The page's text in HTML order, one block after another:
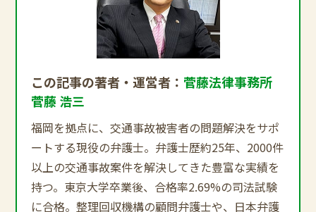
この記事の著者・運営者： 菅藤法律事務所
菅藤 浩三
福岡を拠点に、交通事故被害者の問題解決をサポ
ートする現役の弁護士。弁護士歴約25年、2000件
以上の交通事故案件を解決してきた豊富な実績を
持つ。東京大学卒業後、合格率2.69%の司法試験
に合格。整理回収機構の顧問弁護士や、日本弁護